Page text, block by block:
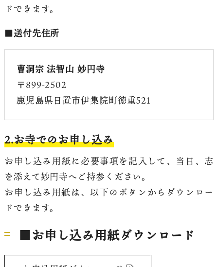
ドできます。
■送付先住所
曹洞宗 法智山 妙円寺
〒899-2502
鹿児島県日置市伊集院町徳重521
2.お寺でのお申し込み
お申し込み用紙に必要事項を記入して、当日、志
を添えて妙円寺へご持参ください。
お申し込み用紙は、以下のボタンからダウンロー
ドできます。
■お申し込み用紙ダウンロード